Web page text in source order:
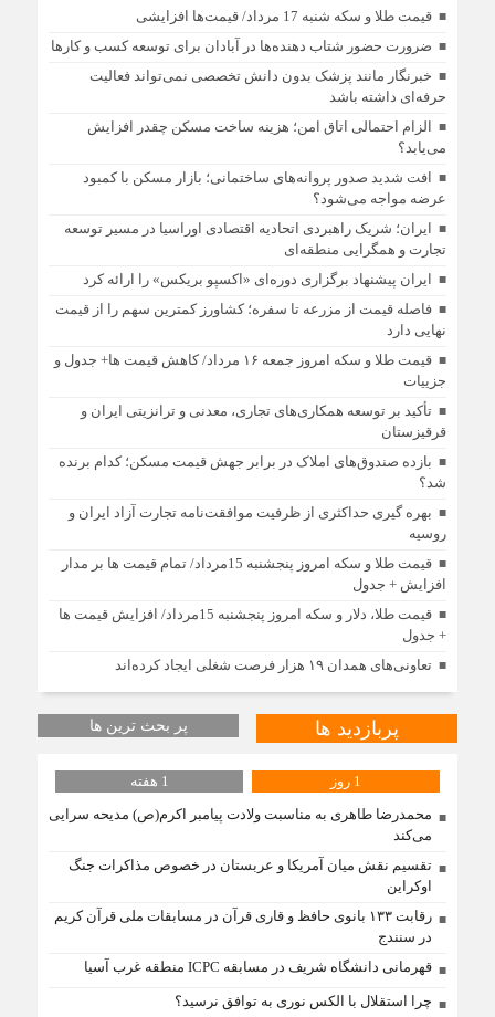
قیمت طلا و سکه شنبه 17 مرداد/ قیمت‌ها افزایشی
ضرورت حضور شتاب ‌دهنده‌ها در آبادان برای توسعه کسب‌ و کارها
خبرنگار مانند پزشک بدون دانش تخصصی نمی‌تواند فعالیت
حرفه‌ای داشته باشد
الزام احتمالی اتاق امن؛ هزینه ساخت مسکن چقدر افزایش
می‌یابد؟
افت شدید صدور پروانه‌های ساختمانی؛ بازار مسکن با کمبود
عرضه مواجه می‌شود؟
ایران؛ شریک راهبردی اتحادیه اقتصادی اوراسیا در مسیر توسعه
تجارت و همگرایی منطقه‌ای
ایران پیشنهاد برگزاری دوره‌ای «اکسپو بریکس» را ارائه کرد
فاصله قیمت از مزرعه تا سفره؛ کشاورز کمترین سهم را از قیمت
نهایی دارد
قیمت طلا و سکه امروز جمعه ۱۶ مرداد/ کاهش قیمت ها+ جدول و
جزییات
تأکید بر توسعه همکاری‌های تجاری، معدنی و ترانزیتی ایران و
قرقیزستان
بازده صندوق‌های املاک در برابر جهش قیمت مسکن؛ کدام برنده
شد؟
بهره گیری حداکثری از ظرفیت موافقت‌نامه تجارت آزاد ایران و
روسیه
قیمت طلا و سکه امروز پنجشنبه 15مرداد/ تمام قیمت ها بر مدار
افزایش + جدول
قیمت طلا، دلار و سکه امروز پنجشنبه 15مرداد/ افزایش قیمت ها
+ جدول
تعاونی‌های همدان ۱۹ هزار فرصت شغلی ایجاد کرده‌اند
پربازدید ها پر بحث ترین ها
1 روز
1 هفته
محمدرضا طاهری به مناسبت ولادت پیامبر اکرم(ص) مدیحه سرایی
می‌کند
تقسیم نقش میان آمریکا و عربستان در خصوص مذاکرات جنگ
اوکراین
رقابت ۱۳۳ بانوی حافظ و قاری قرآن در مسابقات ملی قرآن کریم
در سنندج
قهرمانی دانشگاه شریف در مسابقه ICPC منطقه غرب آسیا
چرا استقلال با الکس نوری به توافق نرسید؟